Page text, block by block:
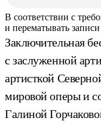
В соответствии с
и перематывать
Заключительная
с заслуженной
артисткой
мировой оперы и
Галиной